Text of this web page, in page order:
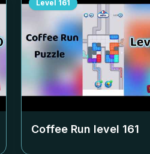
Level 161
Coffee Run level 161